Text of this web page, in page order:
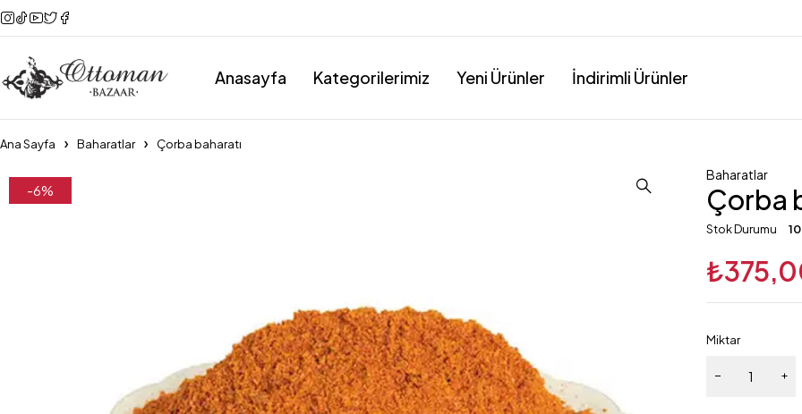
Anasayfa Kategorilerimiz Yeni Ürünler İndirimli Ürünler
Ana Sayfa Baharatlar Çorba baharatı
-6%
Baharatlar
Çorba
Stok Durumu
₺
Miktar